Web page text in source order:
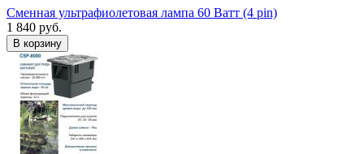
Сменная ультрафиолетовая лампа 60 Ватт (4 pin)
1 840 руб.
В корзину